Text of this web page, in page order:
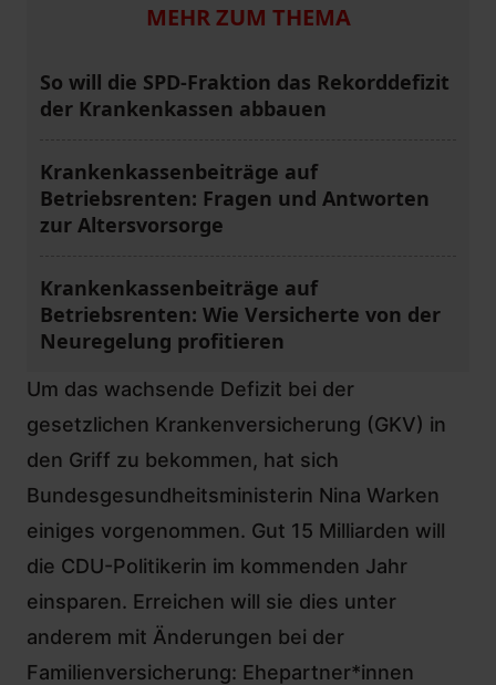
MEHR ZUM THEMA
So will die SPD-Fraktion das Rekorddefizit
der Krankenkassen abbauen
Krankenkassenbeiträge auf
Betriebsrenten: Fragen und Antworten
zur Altersvorsorge
Krankenkassenbeiträge auf
Betriebsrenten: Wie Versicherte von der
Neuregelung profitieren
Um das wachsende Defizit bei der
gesetzlichen Krankenversicherung (GKV) in
den Griff zu bekommen, hat sich
Bundesgesundheitsministerin Nina Warken
einiges vorgenommen. Gut 15 Milliarden will
die CDU-Politikerin im kommenden Jahr
einsparen. Erreichen will sie dies unter
anderem mit Änderungen bei der
Familienversicherung: Ehepartner*innen